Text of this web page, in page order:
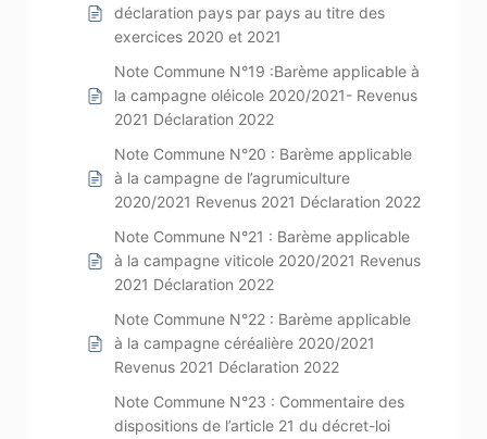
déclaration pays par pays au titre des
exercices 2020 et 2021
Note Commune N°19 :Barème applicable à
la campagne oléicole 2020/2021- Revenus
2021 Déclaration 2022
Note Commune N°20 : Barème applicable
à la campagne de l’agrumiculture
2020/2021 Revenus 2021 Déclaration 2022
Note Commune N°21 : Barème applicable
à la campagne viticole 2020/2021 Revenus
2021 Déclaration 2022
Note Commune N°22 : Barème applicable
à la campagne céréalière 2020/2021
Revenus 2021 Déclaration 2022
Note Commune N°23 : Commentaire des
dispositions de l’article 21 du décret-loi